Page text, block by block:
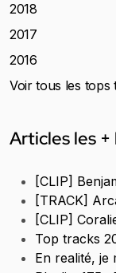
2018
2017
2016
Voir tous les tops
Articles les +
[CLIP]
[TRACK]
[CLIP]
Top tracks
En realité, je